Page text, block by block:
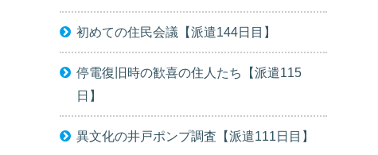
初めての住民会議【派遣144日目】
停電復旧時の歓喜の住人たち【派遣115
日】
異文化の井戸ポンプ調査【派遣111日目】